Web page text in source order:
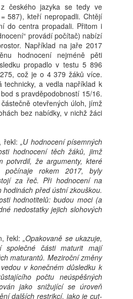
českého jazyka se tedy ve
587), kteří nepropadli. Chtějí
do centra propadali. Přitom i
provádí počítač) nabízí
Například na jaře 2017
hodnocení nejméně pěti
propadlo v testu 5 896
což je o 4 379 žáků více.
technicky, a vedla například k
s pravděpodobností 15/16.
otevřených úloh, jímž
bez nabídky, v nichž žáci
řekl: „U hodnocení písemných
hodnocení těch žáků, jimž
potvrdil, že argumenty, které
počínaje rokem 2017, byly
za řeč. Při hodnocení na
před ústní zkouškou.
hodnotitelů: budou moci (a
nedostatky jejich slohových
řekl:„Opakovaně se ukazuje,
společné části maturit mají
maturantů. Meziroční změny
v konečném důsledku k
počtu neúspěšných
jako snižující se úroveň
dalších restrikcí, jako je cut-
se stal Jaromír Špaček, jehož
městské části Tomáš Kratochvíl.
kandidovali za Motoristy. Podle
okolnosti Špačkova výběru
že by hrála politická blízkost při
zakázat sociální sítě,
říká studentka
sítě dřív, než jim to samotné
novinkou. Jak ale ovlivňují
rozeznat manipulativní obsah?
Doležalovou z Mikulovic na
Svá zjištění teď mění ve
bezpečněji se pohybovat
škole: Připravte se na nový
konec II.
formuláře místo pěny. Regulace
hoří v přímém přenosu.
hledá smysl v kouři paragrafů.
„riziko je cool“. A škola? Ta si
ne pochopením.